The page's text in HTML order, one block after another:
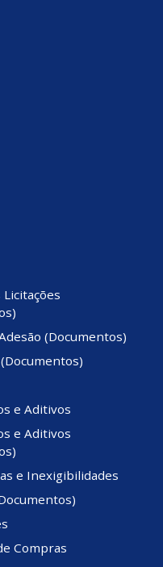
Licitações
(Documentos)
e Aditivos
e Aditivos
e Inexigibilidades
Compras